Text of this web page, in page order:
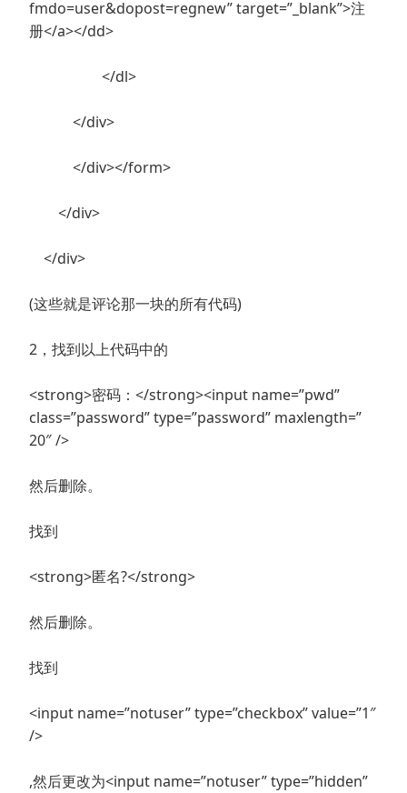
fmdo=user&dopost=regnew” target=”_blank”>注
册</a></dd>
</dl>
</div>
</div></form>
</div>
</div>
(这些就是评论那一块的所有代码)
2，找到以上代码中的
<strong>密码：</strong><input name=”pwd”
class=”password” type=”password” maxlength=”
20″ />
然后删除。
找到
<strong>匿名?</strong>
然后删除。
找到
<input name=”notuser” type=”checkbox” value=”1″
/>
,然后更改为<input name=”notuser” type=”hidden”